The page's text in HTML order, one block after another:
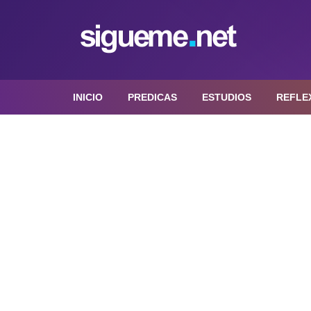
INICIO PREDICAS ESTUDIOS